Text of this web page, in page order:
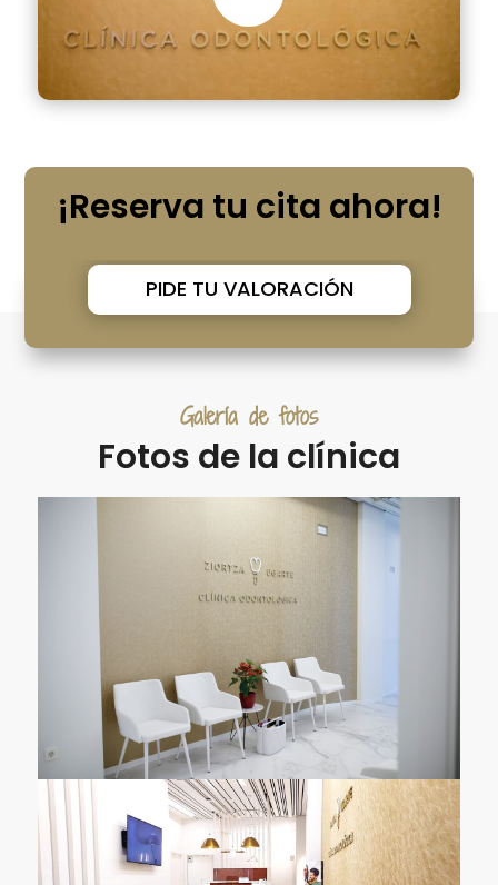
¡Reserva tu cita ahora!
PIDE TU VALORACIÓN
Galería de fotos
Fotos de la clínica